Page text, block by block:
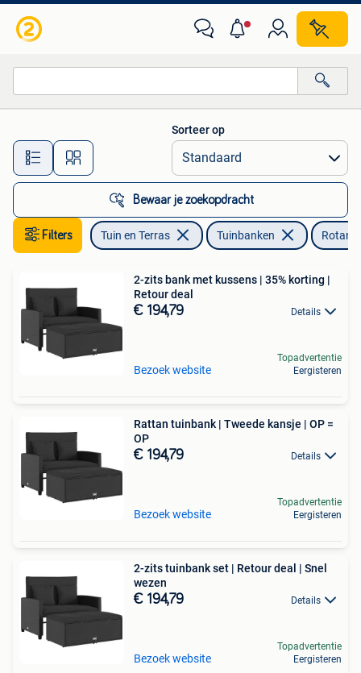
Alle afstanden…
Sorteer op
Bewaar je zoekopdracht
Filters Tuin en Terras Tuinbanken Rotan
2-zits bank met kussens | 35% korting |
Retour deal
€ 194,79 Details
Bezoek website
Topadvertentie
Eergisteren
Rattan tuinbank | Tweede kansje | OP =
OP
€ 194,79 Details
Bezoek website
Topadvertentie
Eergisteren
2-zits tuinbank set | Retour deal | Snel
wezen
€ 194,79 Details
Bezoek website
Topadvertentie
Eergisteren